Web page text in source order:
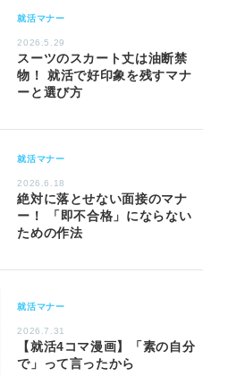
就活マナー
2026.5.29
スーツのスカート丈は油断禁
物！ 就活で好印象を残すマナ
ーと選び方
就活マナー
2026.6.18
絶対に落とせない面接のマナ
ー！ 「即不合格」にならない
ための作法
就活マナー
2026.7.31
【就活4コマ漫画】「素の自分
で」って言ったから